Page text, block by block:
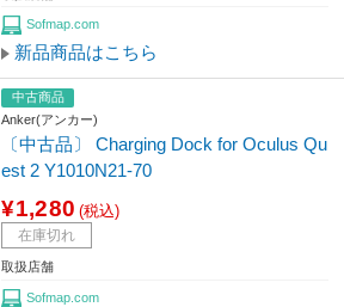
Sofmap.com
新品商品はこちら
中古商品
Anker(アンカー)
〔中古品〕 Charging Dock for Oculus Qu
est 2 Y1010N21-70
¥1,280 (税込)
在庫切れ
取扱店舗
Sofmap.com